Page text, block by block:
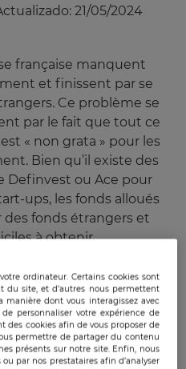
21/05/2024
française manquent
et finissent par se
Ce problème se
par le fait que tout ce
« non grata » pour les
Bien qu’il existe des
Definvest ou Ace pour
ups, les fonds alloués
des fonds étrangers et
à obtenir.
In-Q-Tel à Londres a
technologique
Tel
ordinateur. Certains cookies sont
du site, et d’autres nous permettent
dont vous interagissez avec
personnaliser votre expérience de
des cookies afin de vous proposer de
permettre de partager du contenu
présents sur notre site. Enfin, nous
par nos prestataires afin d’analyser